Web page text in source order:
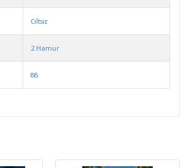
Ciltsiz
2.Hamur
88